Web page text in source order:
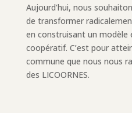
Aujourd’hui, nous
de transformer
en construisant un
coopératif. C’est pour
commune que nous nous
des LICOORNES.